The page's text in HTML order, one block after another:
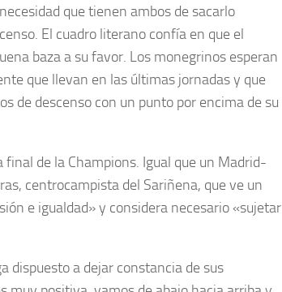
que tienen ambos de sacarlo
El cuadro literano confía en que el
baza a su favor. Los monegrinos esperan
que llevan en las últimas jornadas y que
de descenso con un punto por encima de su
final de la Champions. Igual que un Madrid-
centrocampista del Sariñena, que ve un
e igualdad» y considera necesario «sujetar
dispuesto a dejar constancia de sus